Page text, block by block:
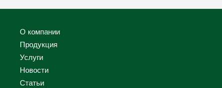
О компании
Продукция
Услуги
Новости
Статьи